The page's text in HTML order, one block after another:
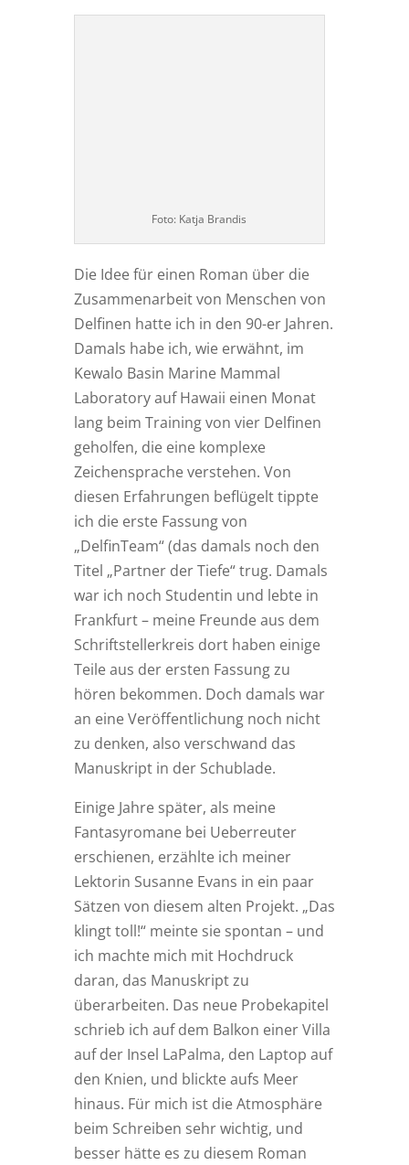
Foto: Katja Brandis
Die Idee für einen Roman über die
Zusammenarbeit von Menschen von
Delfinen hatte ich in den 90-er Jahren.
Damals habe ich, wie erwähnt, im
Kewalo Basin Marine Mammal
Laboratory auf Hawaii einen Monat
lang beim Training von vier Delfinen
geholfen, die eine komplexe
Zeichensprache verstehen. Von
diesen Erfahrungen beflügelt tippte
ich die erste Fassung von
„DelfinTeam“ (das damals noch den
Titel „Partner der Tiefe“ trug. Damals
war ich noch Studentin und lebte in
Frankfurt – meine Freunde aus dem
Schriftstellerkreis dort haben einige
Teile aus der ersten Fassung zu
hören bekommen. Doch damals war
an eine Veröffentlichung noch nicht
zu denken, also verschwand das
Manuskript in der Schublade.
Einige Jahre später, als meine
Fantasyromane bei Ueberreuter
erschienen, erzählte ich meiner
Lektorin Susanne Evans in ein paar
Sätzen von diesem alten Projekt. „Das
klingt toll!“ meinte sie spontan – und
ich machte mich mit Hochdruck
daran, das Manuskript zu
überarbeiten. Das neue Probekapitel
schrieb ich auf dem Balkon einer Villa
auf der Insel LaPalma, den Laptop auf
den Knien, und blickte aufs Meer
hinaus. Für mich ist die Atmosphäre
beim Schreiben sehr wichtig, und
besser hätte es zu diesem Roman